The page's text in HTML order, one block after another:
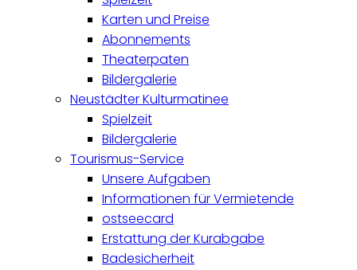
Karten und Preise
Abonnements
Theaterpaten
Bildergalerie
Neustädter Kulturmatinee
Spielzeit
Bildergalerie
Tourismus-Service
Unsere Aufgaben
Informationen für Vermietende
ostseecard
Erstattung der Kurabgabe
Badesicherheit